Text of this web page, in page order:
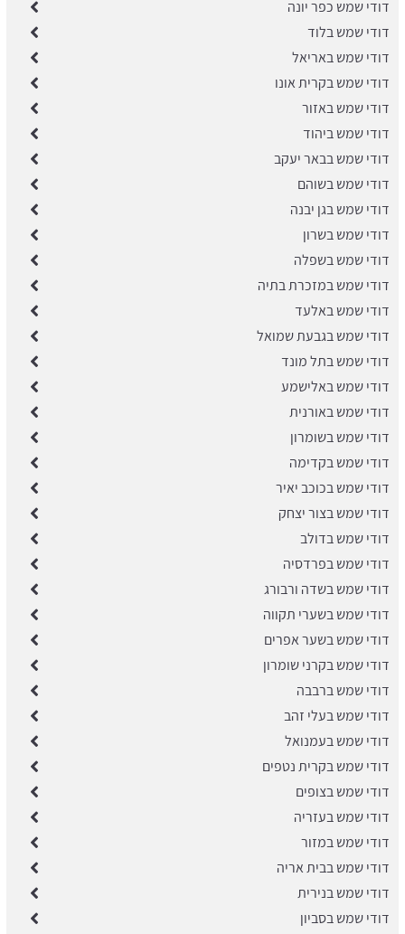
​דודי שמש כפר יונה
דודי שמש בלוד
דודי שמש באריאל
דודי שמש בקרית אונו
דודי שמש באזור
דודי שמש ביהוד
דודי שמש בבאר יעקב
דודי שמש בשוהם
דודי שמש בגן יבנה
דודי שמש בשרון
דודי שמש בשפלה
דודי שמש במזכרת בתיה
דודי שמש באלעד
דודי שמש בגבעת שמואל
דודי שמש בתל מונד
דודי שמש באלישמע
דודי שמש באורנית
דודי שמש בשומרון
דודי שמש בקדימה
דודי שמש בכוכב יאיר
דודי שמש בצור יצחק
דודי שמש בדולב
דודי שמש בפרדסיה
דודי שמש בשדה ורבורג
דודי שמש בשערי תקווה
דודי שמש בשער אפרים
דודי שמש בקרני שומרון
דודי שמש ברבבה
דודי שמש בעלי זהב
דודי שמש בעמנואל
דודי שמש בקרית נטפים
דודי שמש בצופים
דודי שמש בעזריה
דודי שמש במזור
דודי שמש בבית אריה
דודי שמש בנירית
דודי שמש בסביון